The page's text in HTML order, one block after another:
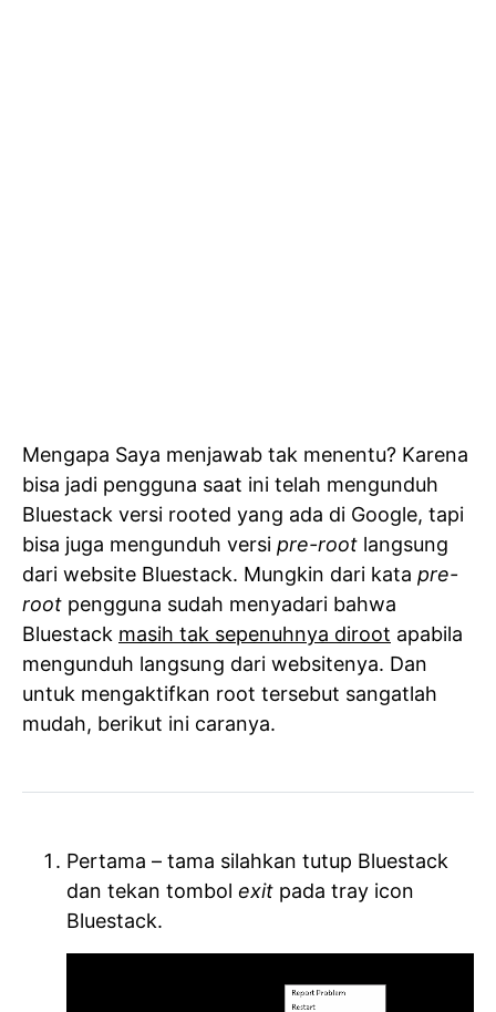
Mengapa Saya menjawab tak menentu? Karena
bisa jadi pengguna saat ini telah mengunduh
Bluestack versi rooted yang ada di Google, tapi
bisa juga mengunduh versi pre-root langsung
dari website Bluestack. Mungkin dari kata pre-
root pengguna sudah menyadari bahwa
Bluestack masih tak sepenuhnya diroot apabila
mengunduh langsung dari websitenya. Dan
untuk mengaktifkan root tersebut sangatlah
mudah, berikut ini caranya.
Pertama – tama silahkan tutup Bluestack
dan tekan tombol exit pada tray icon
Bluestack.